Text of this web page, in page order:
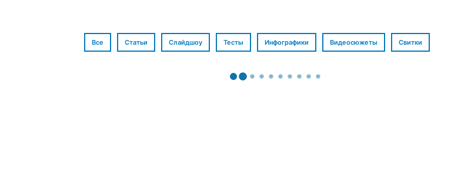
Все Статьи Слайдшоу Тесты Инфографики Видеосюжеты Свитки